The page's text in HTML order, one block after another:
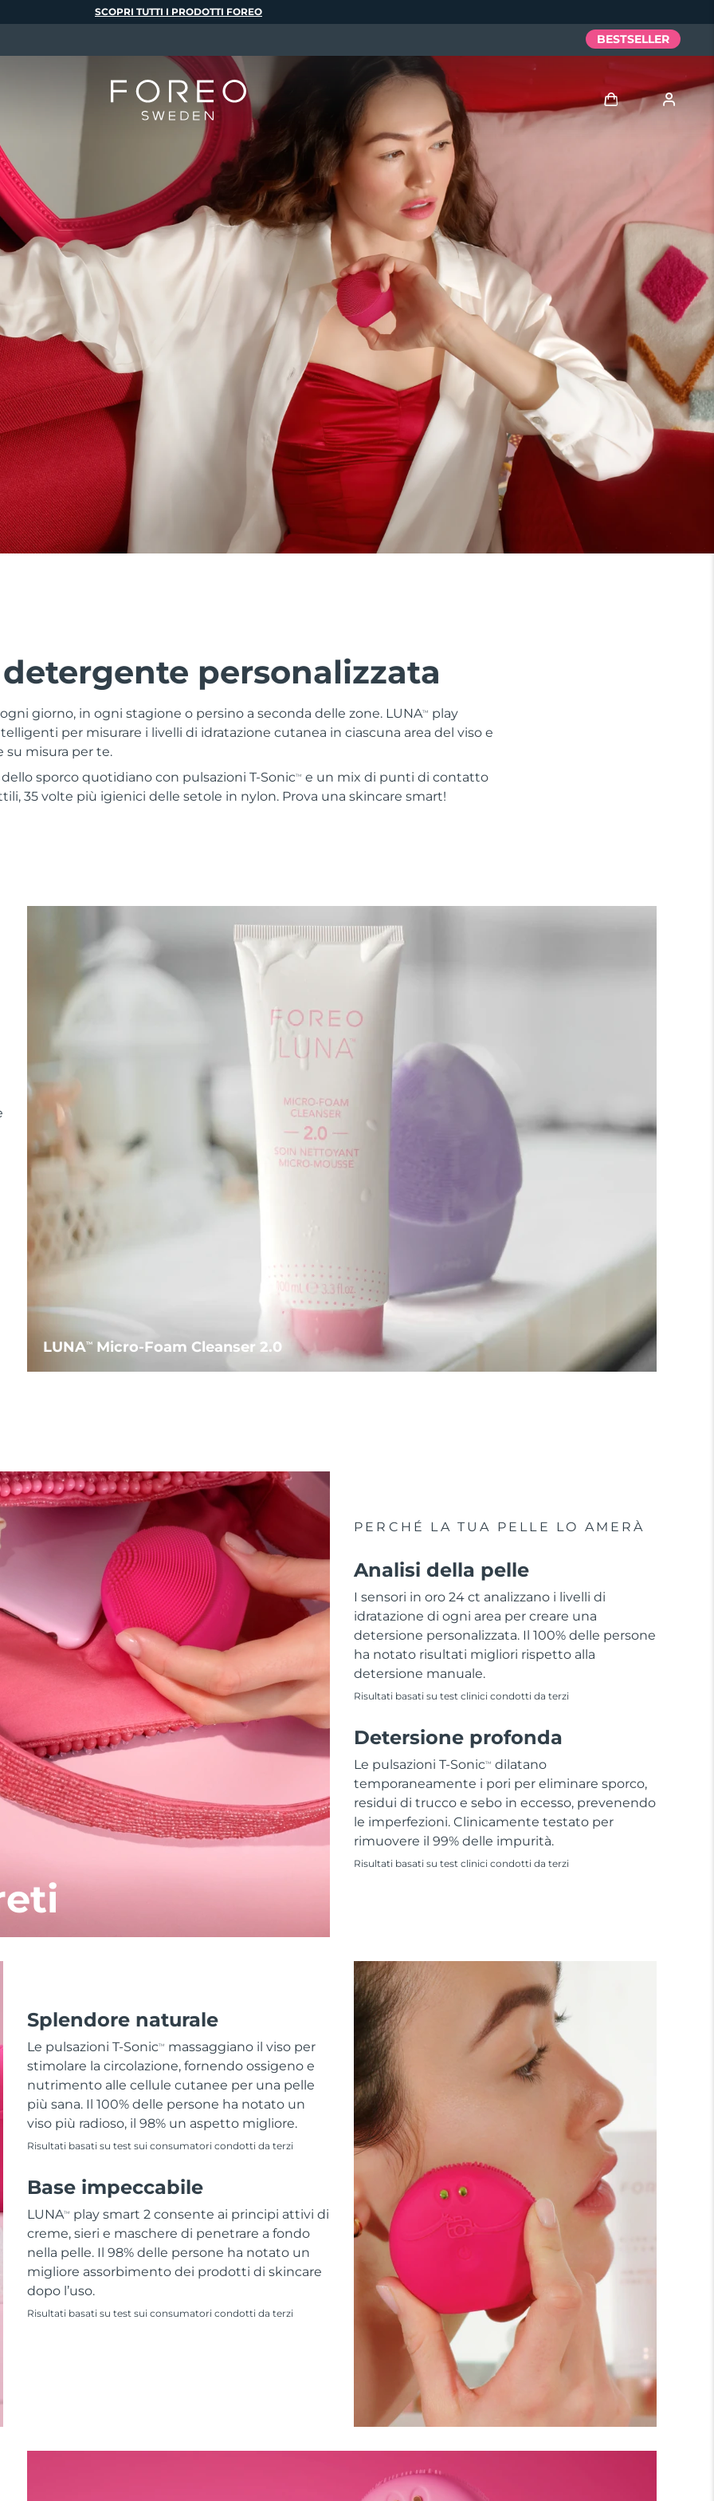
personalizzata
giorno, in ogni stagione o persino a seconda delle zone. LUNATM
play
per misurare i livelli di idratazione cutanea in ciascuna area del viso e
su misura per te.
sporco quotidiano con pulsazioni T-SonicTM
e un mix di punti di contatto
35 volte più igienici delle setole in nylon. Prova una skincare smart!
LUNATMMicro-Foam Cleanser 2.0
PERCHÉ LA TUA PELLE LO AMERÀ
Analisi della pelle
I sensori in oro 24 ct analizzano i livelli di
idratazione di ogni area per creare una
detersione personalizzata. Il 100% delle persone
ha notato risultati migliori rispetto alla
detersione manuale.
Risultati basati su test clinici condotti da terzi
Detersione profonda
Le pulsazioni T-SonicTM
dilatano
temporaneamente i pori per eliminare sporco,
residui di trucco e sebo in eccesso, prevenendo
le imperfezioni. Clinicamente testato per
rimuovere il 99% delle impurità.
Risultati basati su test clinici condotti da terzi
Splendore naturale
Le pulsazioni T-SonicTM
massaggiano il viso per
stimolare la circolazione, fornendo ossigeno e
nutrimento alle cellule cutanee per una pelle
più sana. Il 100% delle persone ha notato un
viso più radioso, il 98% un aspetto migliore.
Risultati basati su test sui consumatori condotti da terzi
Base impeccabile
LUNATM
play smart 2 consente ai principi attivi di
creme, sieri e maschere di penetrare a fondo
nella pelle. Il 98% delle persone ha notato un
migliore assorbimento dei prodotti di skincare
dopo l’uso.
Risultati basati su test sui consumatori condotti da terzi
SCOPRI TUTTI I PRODOTTI FOREO
BESTSELLER
Profilo utente
I miei dispositivi
I miei ordini
I miei indirizzi
I miei abbonamenti